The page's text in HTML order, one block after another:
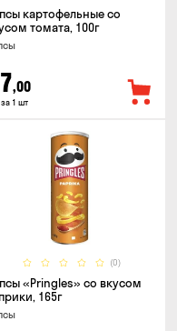
картофельные со
томата, 100г
,00
1 шт
(0)
«Pringles» со вкусом
165г